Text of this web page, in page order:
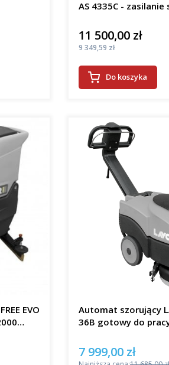
AS 4335C - zasilanie
Cena
11 500,00 zł
Cena
9 349,59 zł
Do koszyka
EVO
Automat szorujący
36B gotowy do
Cena promocyjna
7 999,00 zł